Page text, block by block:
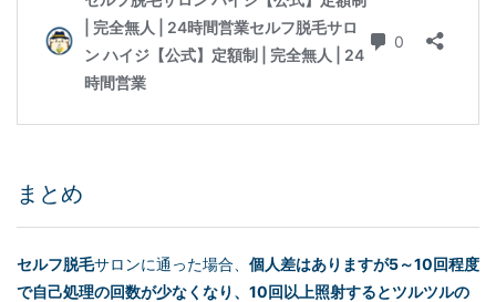
まとめ
セルフ脱毛サロンに通った場合、 個人差はありますが5～10回程度
で自己処理の回数が少なくなり、10回以上照射するとツルツルの